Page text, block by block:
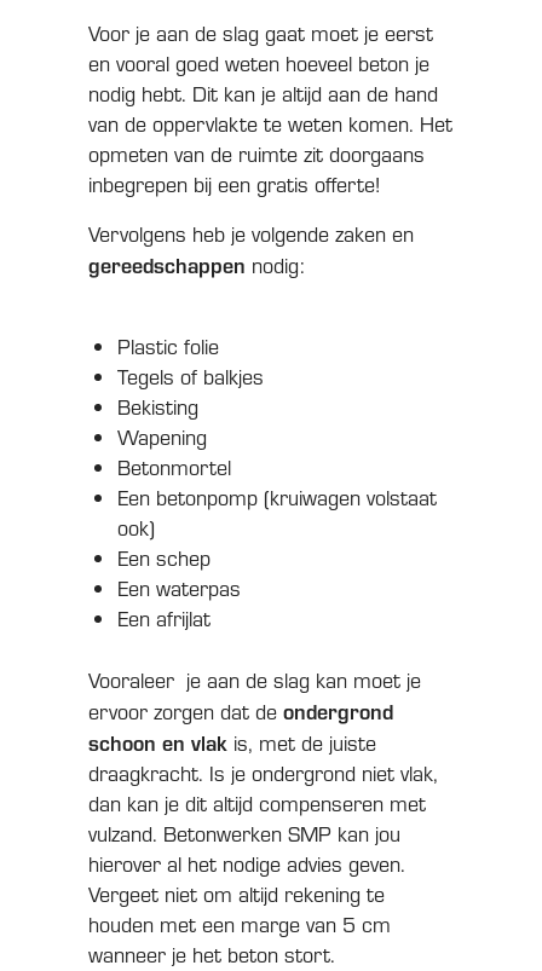
Voor je aan de slag gaat moet je eerst
en vooral goed weten hoeveel beton je
nodig hebt. Dit kan je altijd aan de hand
van de oppervlakte te weten komen. Het
opmeten van de ruimte zit doorgaans
inbegrepen bij een gratis offerte!
Vervolgens heb je volgende zaken en
gereedschappen nodig:
Plastic folie
Tegels of balkjes
Bekisting
Wapening
Betonmortel
Een betonpomp (kruiwagen volstaat
ook)
Een schep
Een waterpas
Een afrijlat
Vooraleer je aan de slag kan moet je
ervoor zorgen dat deondergrond
schoon en vlak is, met de juiste
draagkracht. Is je ondergrond niet vlak,
dan kan je dit altijd compenseren met
vulzand. Betonwerken SMP kan jou
hierover al het nodige advies geven.
Vergeet niet om altijd rekening te
houden met een marge van 5 cm
wanneer je het beton stort.